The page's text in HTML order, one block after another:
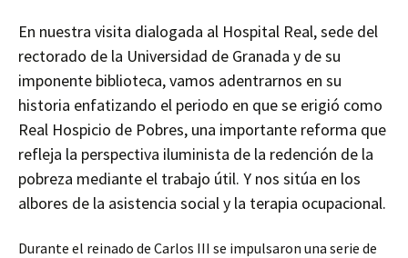
En nuestra visita dialogada al Hospital Real, sede del
rectorado de la Universidad de Granada y de su
imponente biblioteca, vamos adentrarnos en su
historia enfatizando el periodo en que se erigió como
Real Hospicio de Pobres, una importante reforma que
refleja la perspectiva iluminista de la redención de la
pobreza mediante el trabajo útil. Y nos sitúa en los
albores de la asistencia social y la terapia ocupacional.
Durante el reinado de Carlos III se impulsaron una serie de